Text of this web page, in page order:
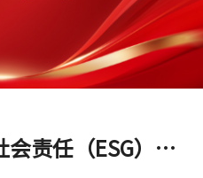
交银金租2025年度社会责任（ESG）报告